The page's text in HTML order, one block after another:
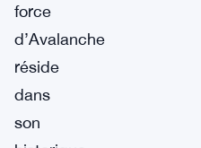
force
d’Avalanche
réside
dans
son